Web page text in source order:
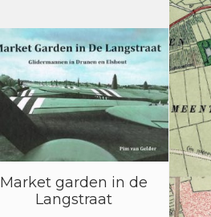
Market garden in de
Langstraat